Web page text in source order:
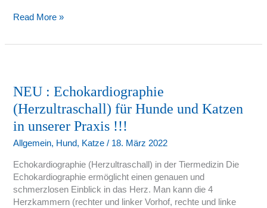
Read More »
NEU : Echokardiographie
(Herzultraschall) für Hunde und Katzen
in unserer Praxis !!!
Allgemein, Hund, Katze / 18. März 2022
Echokardiographie (Herzultraschall) in der Tiermedizin Die
Echokardiographie ermöglicht einen genauen und
schmerzlosen Einblick in das Herz. Man kann die 4
Herzkammern (rechter und linker Vorhof, rechte und linke
Echokardiographie
für
Hunde
und
Katzen
in
unserer
Praxis
!!!